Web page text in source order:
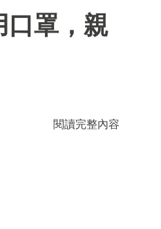
口罩，親
閱讀完整內容